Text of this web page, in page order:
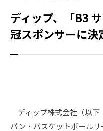
ディップ、「B3
冠スポンサーに決
ディップ株式会社（以下
パン・バスケットボール